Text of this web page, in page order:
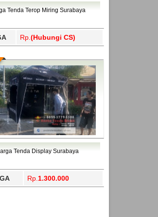
Tenda Terop Miring Surabaya
Rp. (Hubungi CS)
Tenda Display Surabaya
Rp. 1.300.000